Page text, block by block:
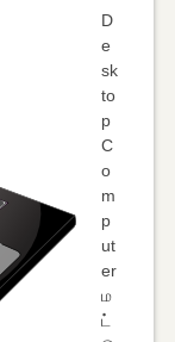
D
e
sk
to
p
C
o
m
p
ut
er
ம
ட்